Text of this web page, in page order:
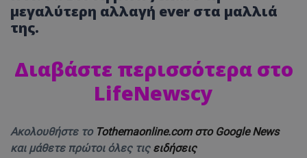
μεγαλύτερη αλλαγή ever στα μαλλιά
της.
Διαβάστε περισσότερα στο
LifeNewscy
Ακολουθήστε το Tothemaonline.com στο Google News
και μάθετε πρώτοι όλες τις ειδήσεις